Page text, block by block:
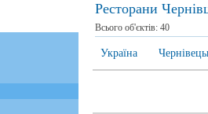
Ресторани
Всього об'єктів: 40
Україна